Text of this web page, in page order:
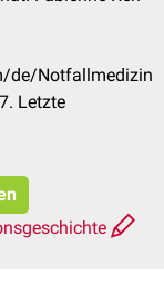
de/Notfallmedizin
Letzte